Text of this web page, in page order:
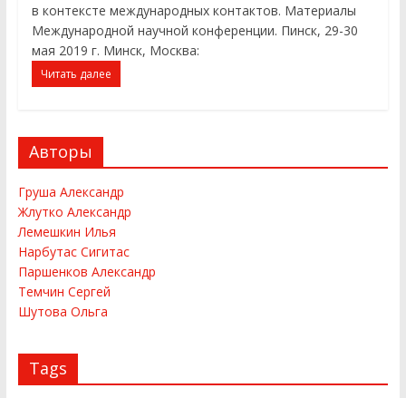
в контексте международных контактов. Материалы
Международной научной конференции. Пинск, 29-30
мая 2019 г. Минск, Москва:
Читать далее
Авторы
Груша Александр
Жлутко Александр
Лемешкин Илья
Нарбутас Сигитас
Паршенков Александр
Темчин Сергей
Шутова Ольга
Tags